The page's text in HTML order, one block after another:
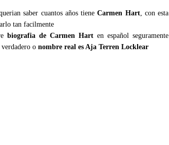
saber cuantos años tieneCarmen Hart, con esta
tan facilmente
biografia de Carmen Hart en español seguramente
o nombre real es Aja Terren Locklear